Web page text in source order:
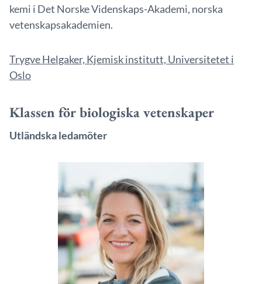
kemi i Det Norske Videnskaps-Akademi, norska
vetenskapsakademien.
Trygve Helgaker, Kjemisk institutt, Universitetet i
Oslo
Klassen för biologiska vetenskaper
Utländska ledamöter